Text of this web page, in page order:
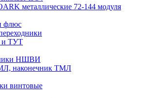
металлические 72-144 модуля
флюс
и ТУТ
НШВИ
наконечник ТМЛ
винтовые